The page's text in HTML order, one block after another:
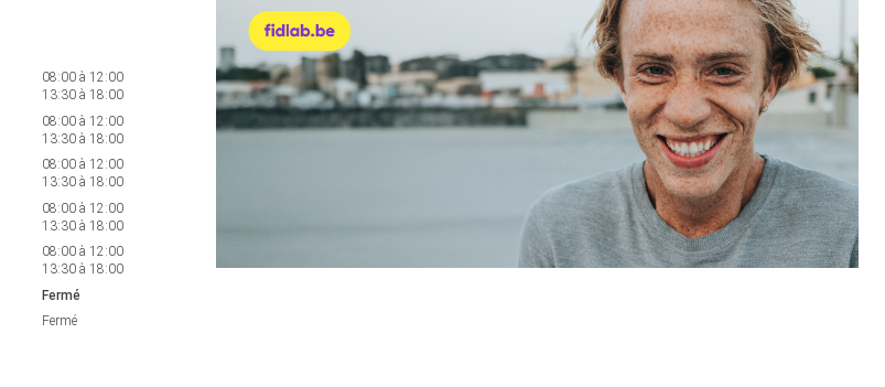
08:00 à12:00
13:30 à18:00
08:00 à12:00
13:30 à18:00
08:00 à12:00
13:30 à18:00
08:00 à12:00
13:30 à18:00
08:00 à12:00
13:30 à18:00
Fermé
Fermé